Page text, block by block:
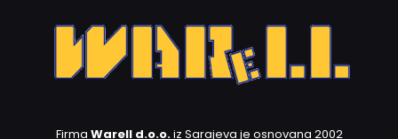
Firma Warell d.o.o.iz Sarajeva je osnovana 2002